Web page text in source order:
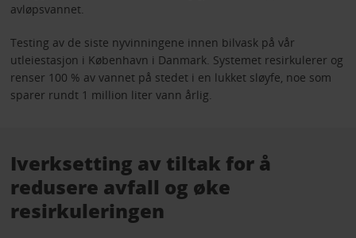
avløpsvannet.
Testing av de siste nyvinningene innen bilvask på vår
utleiestasjon i København i Danmark. Systemet resirkulerer og
renser 100 % av vannet på stedet i en lukket sløyfe, noe som
sparer rundt 1 million liter vann årlig.
Iverksetting av tiltak for å
redusere avfall og øke
resirkuleringen